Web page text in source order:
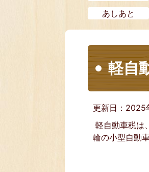
あしあと
軽自
更新日：2025
軽自動車税は
輪の小型自動